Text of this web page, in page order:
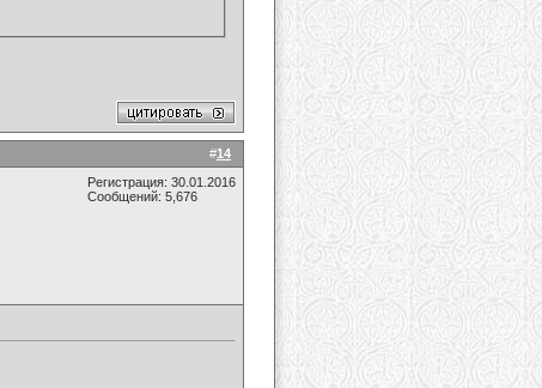
#14
Регистрация: 30.01.2016
Сообщений: 5,676